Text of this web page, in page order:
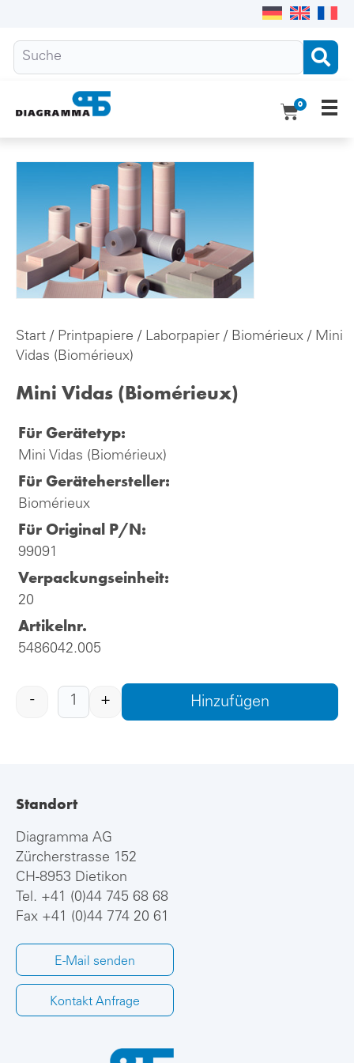
0
Start / Printpapiere / Laborpapier / Biomérieux / Mini
Vidas (Biomérieux)
Mini Vidas (Biomérieux)
Für Gerätetyp:
Mini Vidas (Biomérieux)
Für Gerätehersteller:
Biomérieux
Für Original P/N:
99091
Verpackungseinheit:
20
Artikelnr.
5486042.005
- + Hinzufügen
Standort
Diagramma AG
Zürcherstrasse 152
CH-8953 Dietikon
Tel. +41 (0)44 745 68 68
Fax +41 (0)44 774 20 61
E-Mail senden
Kontakt Anfrage